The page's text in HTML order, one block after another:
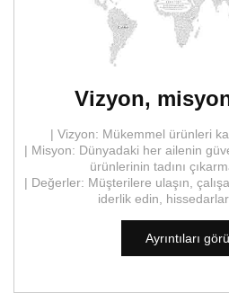
Vizyon,
| Vizyon: Mükemmel ürünleri
| Misyon: Dünyadaki her ailenin
ürünlerinin tadını
| Değerler: Müşterilere ulaşın,
iderlik edin,
Ayrıntıları